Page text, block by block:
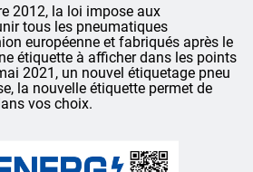
2012, la loi impose aux
tous les pneumatiques
européenne et fabriqués après le
étiquette à afficher dans les points
2021, un nouvel étiquetage pneu
la nouvelle étiquette permet de
vos choix.